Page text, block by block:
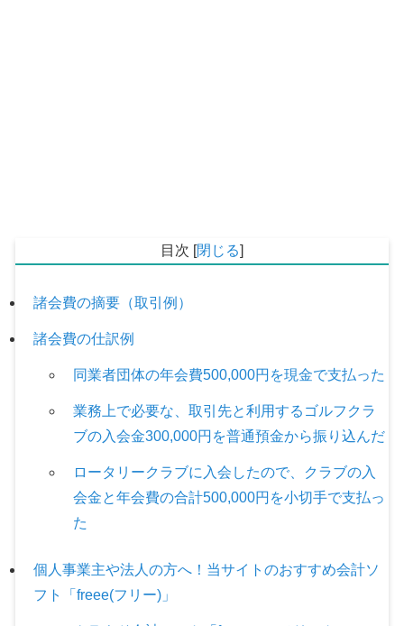
目次 [閉じる]
諸会費の摘要（取引例）
諸会費の仕訳例
同業者団体の年会費500,000円を現金で支払った
業務上で必要な、取引先と利用するゴルフクラ
ブの入会金300,000円を普通預金から振り込んだ
ロータリークラブに入会したので、クラブの入
会金と年会費の合計500,000円を小切手で支払っ
た
個人事業主や法人の方へ！当サイトのおすすめ会計ソ
フト「freee(フリー)」